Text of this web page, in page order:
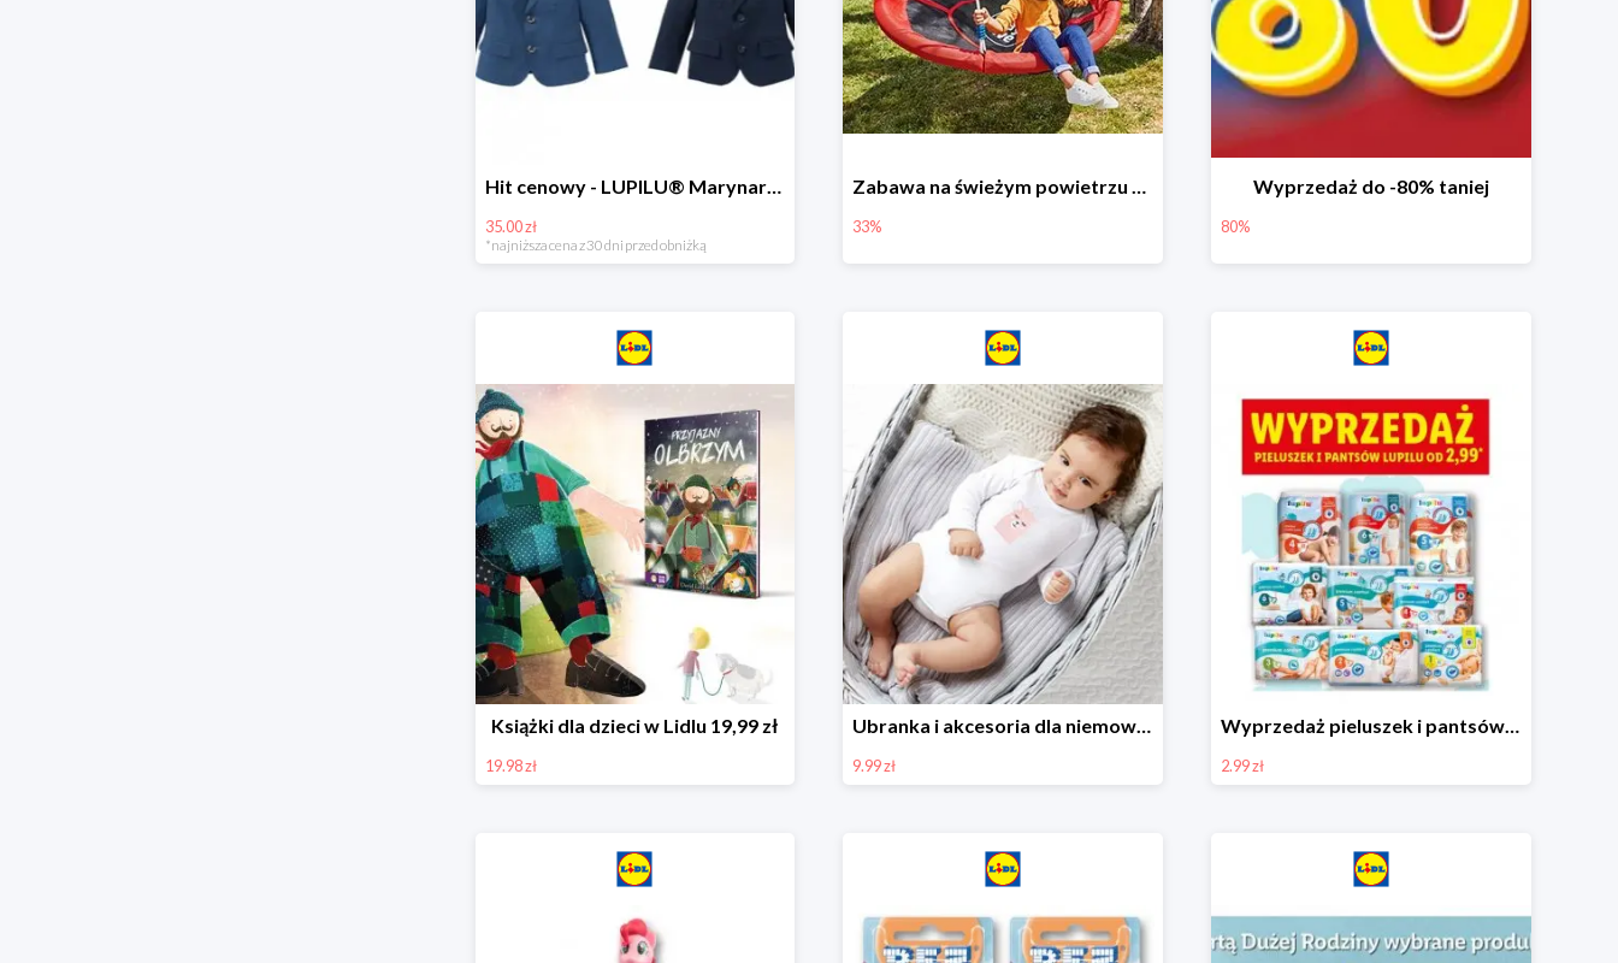
Hit cenowy - LUPILU® Marynarka chłopięca
35.00 zł
*najniższa cena z 30 dni przed obniżką
Zabawa na świeżym powietrzu w Lidlu do -33%
33%
Wyprzedaż do -80% taniej
80%
Książki dla dzieci w Lidlu 19,99 zł
19.98 zł
Ubranka i akcesoria dla niemowląt w Lidlu od 9,99 zł
9.99 zł
Wyprzedaż pieluszek i pantsów LUPILU od 2,99 zł
2.99 zł